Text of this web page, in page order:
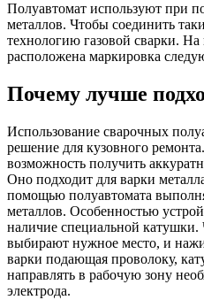
Полуавтомат используют при
металлов. Чтобы соединить
технологию газовой сварки. На
расположена маркировка
Почему лучше
Использование сварочных
решение для кузовного
возможность получить
Оно подходит для варки
помощью полуавтомата
металлов. Особенностью
наличие специальной катушки.
выбирают нужное место, и
варки подающая проволоку,
направлять в рабочую зону
электрода.